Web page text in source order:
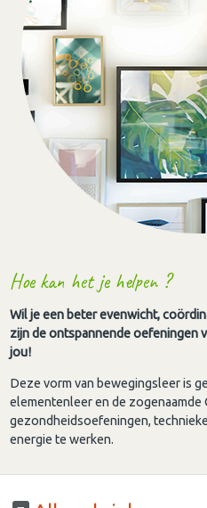
Hoe kan het je helpen ?
Wil je een beter evenwicht,
zijn de ontspannende oefeningen
jou!
Deze vorm van bewegingsleer is
elementenleer en de zogenaamde
gezondheidsoefeningen,
energie te werken.